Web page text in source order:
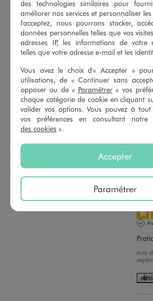
Basé sur 15 avis soumis à un
contrôle
Voir tous les avis sur ce site
5étoiles
12
4étoiles
1
3étoiles
2
2étoiles
0
1étoile
Elle
Avis
Utile
Avis
Avis
des technologies similaires pour
améliorer nos services et personnaliser
l'acceptez, nous pourrons stocker,
données personnelles telles que vos
adresses IP, les informations de votre
telles que votre adresse e-mail et les
Vous avez le choix d'« Accepter »
utilisations, de « Continuer sans
opposer ou de « Paramétrer » vos
chaque catégorie de cookie en cliquant
valider vos options. Vous pouvez à
vos préférences en consultant
des cookies ».
Accepter
Paramétrer